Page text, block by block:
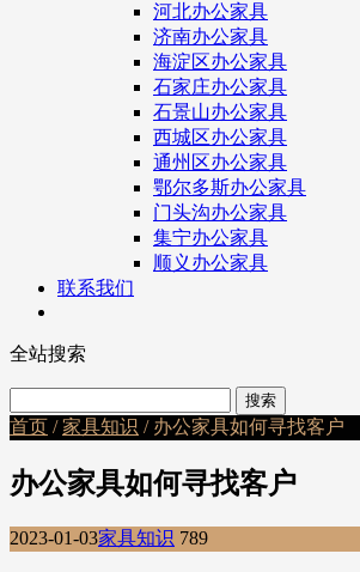
河北办公家具
济南办公家具
海淀区办公家具
石家庄办公家具
石景山办公家具
西城区办公家具
通州区办公家具
鄂尔多斯办公家具
门头沟办公家具
集宁办公家具
顺义办公家具
联系我们
全站搜索
首页 /家具知识 / 办公家具如何寻找客户
办公家具如何寻找客户
2023-01-03家具知识 789